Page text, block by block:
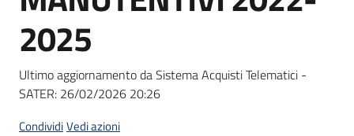
Supporto
Piattaforme
telematiche
2025
Ultimo aggiornamento da Sistema Acquisti Telematici -
SATER: 26/02/2026 20:26
CondividiVedi azioni